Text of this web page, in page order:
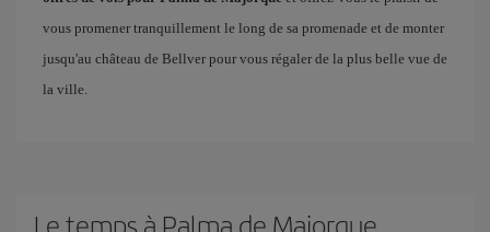
vous promener tranquillement le long de sa promenade et de monter
jusqu'au château de Bellver pour vous régaler de la plus belle vue de
la ville.
Le temps à Palma de Majorque